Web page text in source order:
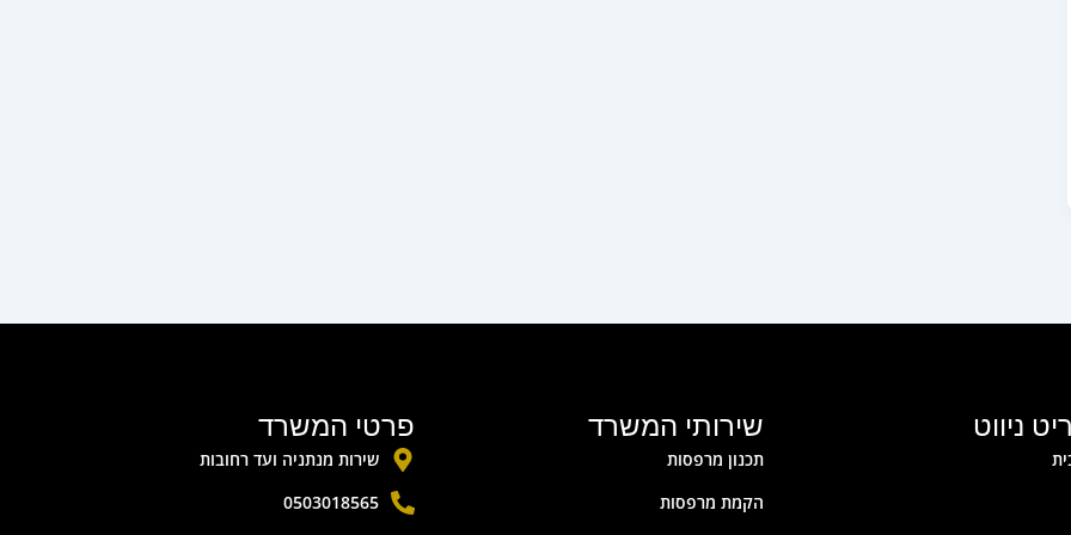
ניווט שירותי המשרד
תכנון מרפסות
הקמת מרפסות
פרטי המשרד
שירות מנתניה ועד רחובות
0503018565